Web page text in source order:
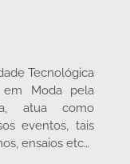
Tecnológica
Moda pela
atua como
eventos, tais
ensaios etc…